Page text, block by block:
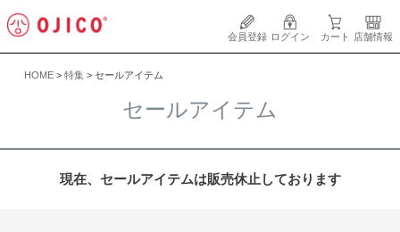
会員登録 ログイン カート 店舗情報
HOME 特集 セールアイテム
セールアイテム
現在、セールアイテムは販売休止しております